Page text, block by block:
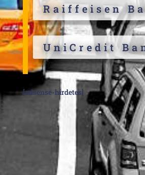
Raiffeisen
UniCredit
[adsense-hirdetes]